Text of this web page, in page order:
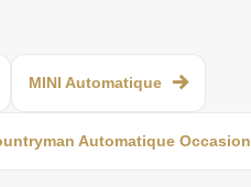
MINI Automatique
Automatique Occasion